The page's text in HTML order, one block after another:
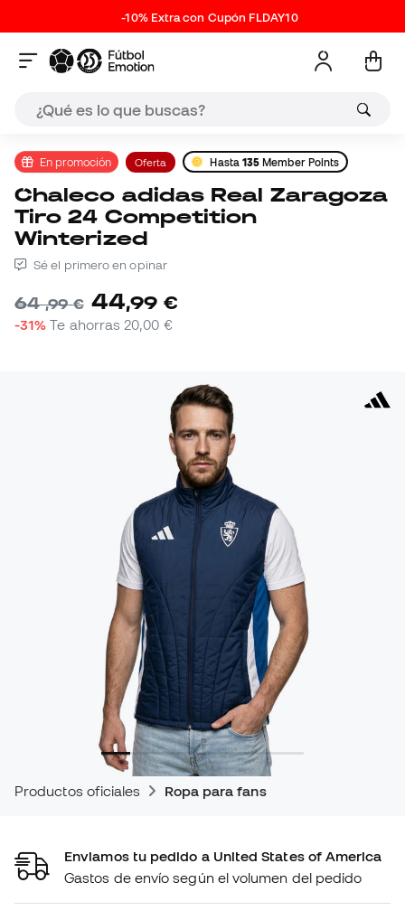
-10% Extra con Cupón FLDAY10
En promoción Oferta Hasta 135 Member Points
Chaleco adidas Real Zaragoza
Tiro 24 Competition
Winterized
Sé el primero en opinar
64,99 € 44,99 €
-31% Te ahorras 20,00 €
Productos oficiales Ropa para fans
Enviamos tu pedido a United States of America
Gastos de envío según el volumen del pedido